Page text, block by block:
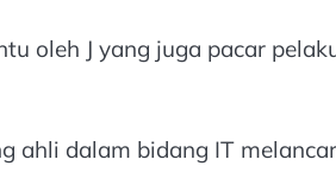
oleh J yang juga pacar
ahli dalam bidang IT